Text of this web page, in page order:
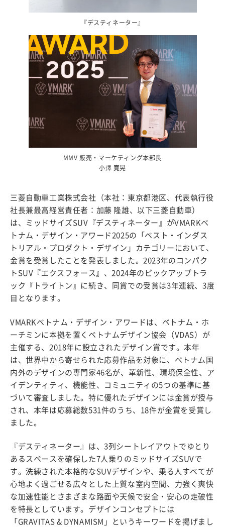
『デスティネーター』
MMV 販売・マーケティング本部長
小澤 寛晃
三菱自動車工業株式会社（本社：東京都港区、代表執行役
社長兼最高経営責任者：加藤 隆雄、以下三菱自動車）
は、ミッドサイズSUV『デスティネーター』がVMARKベ
トナム・デザイン・アワード2025の「ベスト・インダス
トリアル・プロダクト・デザイン」カテゴリーにおいて、
金賞を受賞したことを発表しました。2023年のコンパク
トSUV『エクスフォース』、2024年のピックアップトラ
ック『トライトン』に続き、同賞での受賞は3年連続、3度
目となります。
VMARKベトナム・デザイン・アワードは、ベトナム・ホ
ーチミンに本拠を置くベトナムデザイン協会（VDAS）が
主催する、2018年に設立されたデザイン賞です。本年
は、世界中から寄せられた応募作品を対象に、ベトナム国
内外のデザインの専門家46名が、革新性、環境保全性、ア
イデンティティ、機能性、コミュニティの5つの基準に基
づいて審査しました。特に優れたデザインには金賞が授与
され、本年は応募総数531件のうち、18件が金賞を受賞し
ました。
『デスティネーター』は、3列シートレイアウトでゆとり
あるスペースを確保した7人乗りのミッドサイズSUVで
す。洗練された本格的なSUVデザインや、乗る人すべてが
心地よく過ごせる広々とした上質な室内空間、力強く爽快
な加速性能とさまざまな路面や天候で安全・安心の走破性
を特長としています。デザインコンセプトには
「GRAVITAS & DYNAMISM」というキーワードを掲げまし